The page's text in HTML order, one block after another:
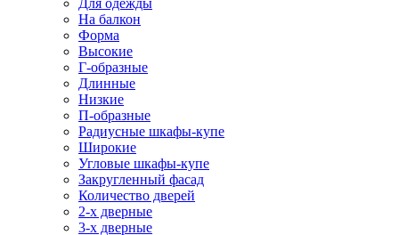
Для одежды
На балкон
Форма
Высокие
Г-образные
Длинные
Низкие
П-образные
Радиусные шкафы-купе
Широкие
Угловые шкафы-купе
Закругленный фасад
Количество дверей
2-х дверные
3-х дверные